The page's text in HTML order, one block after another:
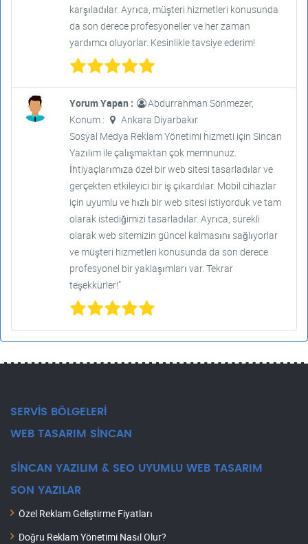
karşıladılar. Ayrıca, müşteri hizmetleri konusunda
da son derece profesyoneller ve her zaman
yardımcı oluyorlar. Kesinlikle tavsiye ederim!
Yorum Yapan :
Abdurrahman Sönmezer,
Konum :
Ankara Diyarbakır
Sosyal Medya Reklam Yönetimi hizmeti için Sincan
Yazılım ile çalışmaktan çok memnunuz.
İhtiyaçlarımıza özel bir web sitesi tasarladılar ve
gerçekten etkileyici bir iş çıkardılar. Mobil cihazlar
için uyumlu ve hızlı bir web sitesi istiyorduk ve tam
olarak istediğimizi tasarladılar. Ayrıca, sürekli
olarak web sitemizin güncel kalmasını sağlıyorlar
ve müşteri hizmetleri konusunda da son derece
profesyonel bir yaklaşımları var. Tekrar
teşekkürler!"
SERVİS BÖLGELERİ
WEB TASARIM SİNCAN
SİNCAN YAZILIM & SEO UYUMLU WEB TASARIM
SON YAZILAR
Özel Reklam Geliştirme Fiyatları
Doğru Reklam Yönetimi Nasıl Olur?